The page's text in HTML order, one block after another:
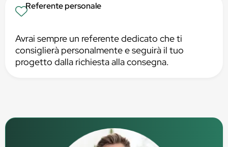
Referente personale
Avrai sempre un referente dedicato che ti
consiglierà personalmente e seguirà il tuo
progetto dalla richiesta alla consegna.